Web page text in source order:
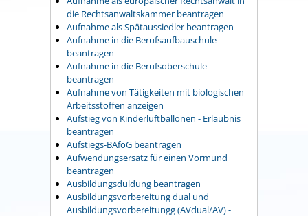
die Rechtsanwaltskammer beantragen
Aufnahme als Spätaussiedler beantragen
Aufnahme in die Berufsaufbauschule
beantragen
Aufnahme in die Berufsoberschule
beantragen
Aufnahme von Tätigkeiten mit biologischen
Arbeitsstoffen anzeigen
Aufstieg von Kinderluftballonen - Erlaubnis
beantragen
Aufstiegs-BAföG beantragen
Aufwendungsersatz für einen Vormund
beantragen
Ausbildungsduldung beantragen
Ausbildungsvorbereitung dual und
Ausbildungsvorbereitungg (AVdual/AV) -